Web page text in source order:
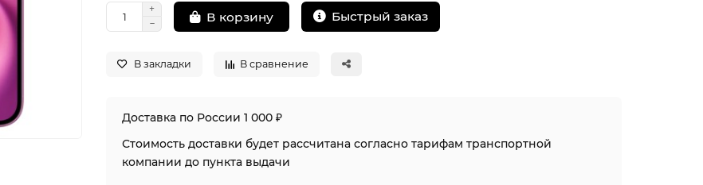
В корзину Быстрый заказ
В закладки В сравнение
Доставка по России 1 000 ₽
Стоимость доставки будет рассчитана согласно тарифам транспортной
компании до пункта выдачи